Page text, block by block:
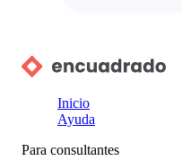
Inicio
Ayuda
Para consultantes